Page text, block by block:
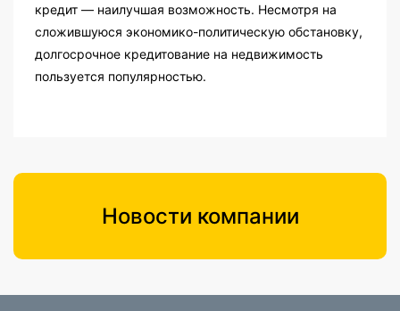
кредит — наилучшая возможность. Несмотря на
сложившуюся экономико-политическую обстановку,
долгосрочное кредитование на недвижимость
пользуется популярностью.
Новости компании